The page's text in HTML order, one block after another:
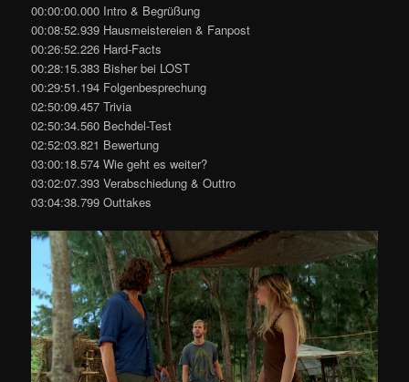
00:00:00.000 Intro & Begrüßung
00:08:52.939 Hausmeistereien & Fanpost
00:26:52.226 Hard-Facts
00:28:15.383 Bisher bei LOST
00:29:51.194 Folgenbesprechung
02:50:09.457 Trivia
02:50:34.560 Bechdel-Test
02:52:03.821 Bewertung
03:00:18.574 Wie geht es weiter?
03:02:07.393 Verabschiedung & Outtro
03:04:38.799 Outtakes